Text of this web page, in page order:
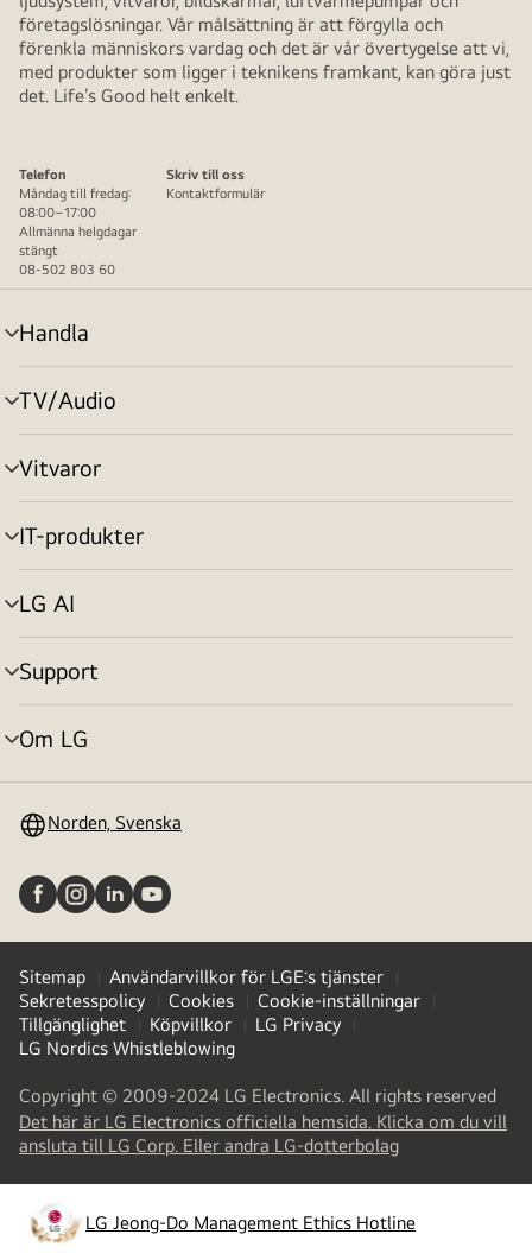
företagslösningar. Vår målsättning är att förgylla och
förenkla människors vardag och det är vår övertygelse att vi,
med produkter som ligger i teknikens framkant, kan göra just
det. Life’s Good helt enkelt.
Telefon
Måndag till fredag:
08:00–17:00
Allmänna helgdagar
stängt
08-502 803 60
Skriv till oss
Kontaktformulär
Handla
menyväxling
TV/Audio
menyväxling
Vitvaror
menyväxling
IT-produkter
menyväxling
LG AI
menyväxling
Support
menyväxling
Om LG
menyväxling
Norden, Svenska
Sitemap
Användarvillkor för LGE:s tjänster
Sekretesspolicy
Cookies
Cookie-inställningar
Tillgänglighet
Köpvillkor
LG Privacy
LG Nordics Whistleblowing
Copyright © 2009-2024 LG Electronics. All rights reserved
Det här är LG Electronics officiella hemsida. Klicka om du vill
ansluta till LG Corp. Eller andra LG-dotterbolag(
a
new
tab
LG Jeong-Do Management Ethics Hotline
opens